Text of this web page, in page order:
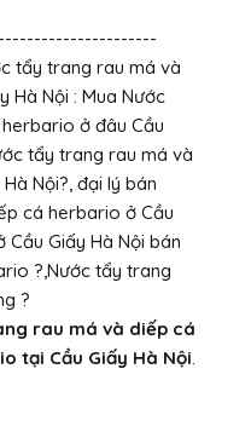
tẩy trang rau má và
Hà Nội : Mua Nước
ở đâu Cầu
tẩy trang rau má và
Nội?, đại lý bán
cá herbario ở Cầu
Cầu Giấy Hà Nội bán
?,Nước tẩy trang
?
rau má và diếp cá
tại Cầu Giấy Hà Nội